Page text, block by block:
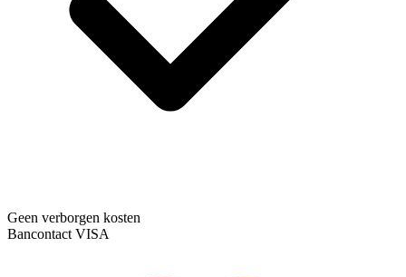
Geen verborgen kosten
Bancontact VISA